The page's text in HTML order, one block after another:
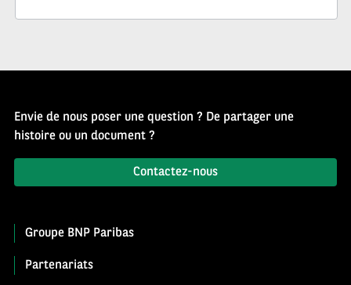
Envie de nous poser une question ? De partager une
histoire ou un document ?
Contactez-nous
Groupe BNP Paribas
Partenariats